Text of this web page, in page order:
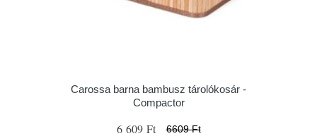
Carossa barna bambusz tárolókosár -
Compactor
6 609 Ft 6609 Ft